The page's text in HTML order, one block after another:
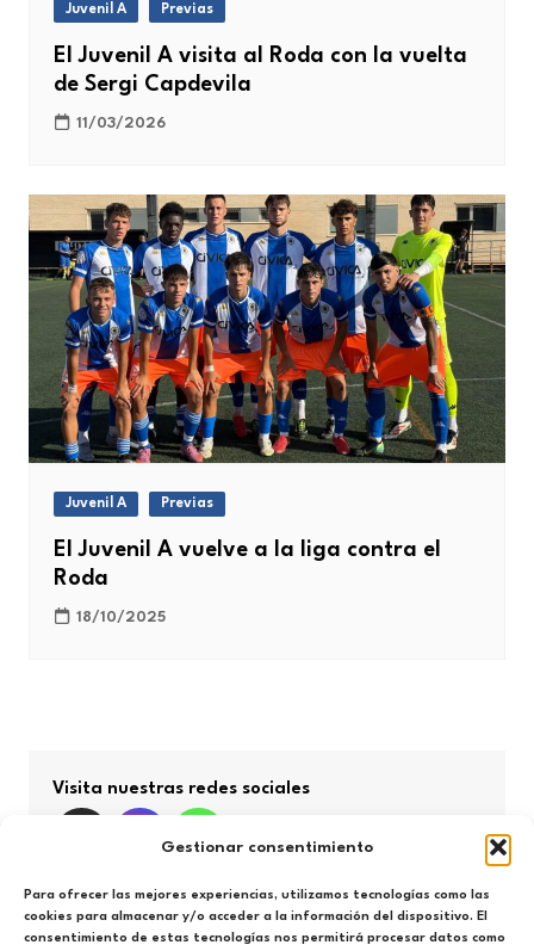
Gestionar consentimiento
Para ofrecer las mejores experiencias, utilizamos tecnologías como las
cookies para almacenar y/o acceder a la información del dispositivo. El
consentimiento de estas tecnologías nos permitirá procesar datos como
Juvenil A Previas
El Juvenil A visita al Roda con la vuelta
de Sergi Capdevila
11/03/2026
Juvenil A Previas
El Juvenil A vuelve a la liga contra el
Roda
18/10/2025
Visita nuestras redes sociales